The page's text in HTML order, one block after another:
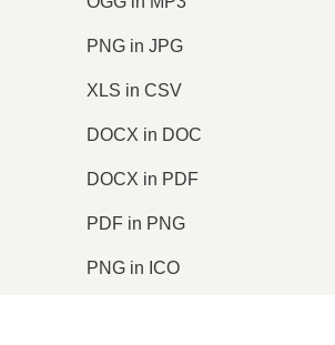
PNG in JPG
XLS in CSV
DOCX in DOC
DOCX in PDF
PDF in PNG
PNG in ICO